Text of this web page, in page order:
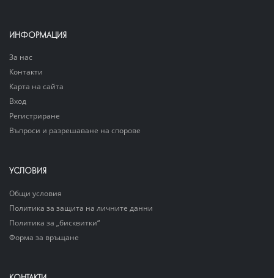
ИНФОРМАЦИЯ
За нас
Контакти
Карта на сайта
Вход
Регистриране
Въпроси и разрешаване на спорове
УСЛОВИЯ
Общи условия
Политика за защита на личните данни
Политика за „бисквитки“
Форма за връщане